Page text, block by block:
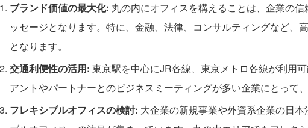
ブランド価値の最大化: 丸の内にオフィスを構えることは、企業の
ッセージとなります。特に、金融、法律、コンサルティングなど
となります。
交通利便性の活用: 東京駅を中心にJR各線、東京メトロ各線が利用
アントやパートナーとのビジネスミーティングが多い企業にとって
フレキシブルオフィスの検討: 大企業の新規事業や外資系企業の日